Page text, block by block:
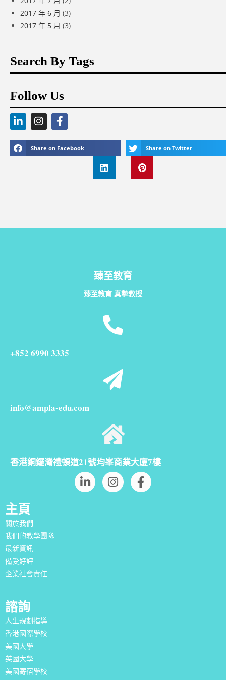
2017 年 6 月 (3)
2017 年 5 月 (3)
Search By Tags
Follow Us
Share on Facebook Share on Twitter
臻至教育
臻至教育 真摯教授
+852 6990 3335
info@ampla-edu.com
香港銅鑼灣禮頓道21號均峯商業大廈7樓
主頁
關於我們
我們的教學團隊
最新資訊
備受好評
企業社會責任
諮詢
人生規劃指導
香港國際學校
美國大學
英國大學
美國寄宿學校